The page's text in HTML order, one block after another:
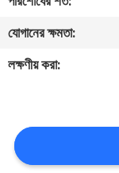
যোগাযোগ
করুন
মামলা
যোগানের ক্ষমতা:
লক্ষণীয় করা: